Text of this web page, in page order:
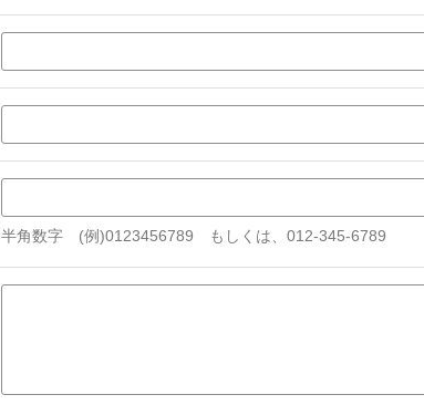
半角数字 (例)0123456789 もしくは、012-345-6789